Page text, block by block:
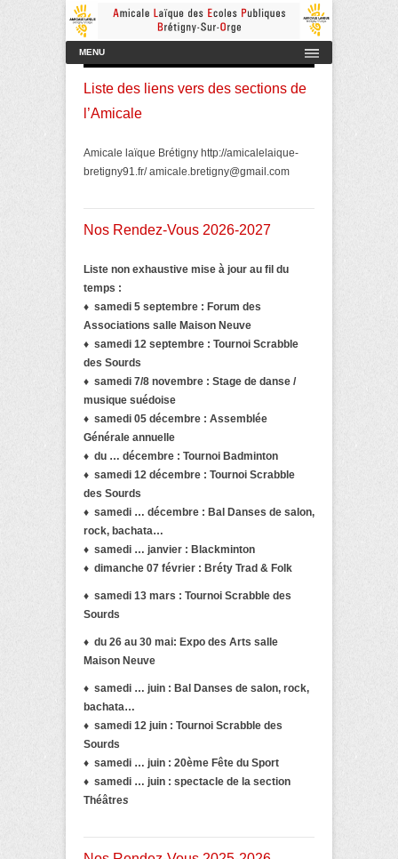
AmicaleLaiqueBretigny
Amicale Laïque des Ecoles Publiques de Brétigny-sur-Orge
Menu principal
Aller au contenu
MENU
Liste des liens vers des sections de
l’Amicale
Amicale laïque Brétigny http://amicalelaique-
bretigny91.fr/ amicale.bretigny@gmail.com
Nos Rendez-Vous 2026-2027
Liste non exhaustive mise à jour au fil du
temps :
♦ samedi 5 septembre : Forum des
Associations salle Maison Neuve
♦ samedi 12 septembre : Tournoi Scrabble
des Sourds
♦ samedi 7/8 novembre : Stage de danse /
musique suédoise
♦ samedi 05 décembre : Assemblée
Générale annuelle
♦ du … décembre : Tournoi Badminton
♦ samedi 12 décembre : Tournoi Scrabble
des Sourds
♦ samedi … décembre : Bal Danses de salon,
rock, bachata…
♦ samedi … janvier : Blackminton
♦ dimanche 07 février : Bréty Trad & Folk
♦ samedi 13 mars : Tournoi Scrabble des
Sourds
♦ du 26 au 30 mai: Expo des Arts salle
Maison Neuve
♦ samedi … juin : Bal Danses de salon, rock,
bachata…
♦ samedi 12 juin : Tournoi Scrabble des
Sourds
♦ samedi … juin : 20ème Fête du Sport
♦ samedi … juin : spectacle de la section
Théâtres